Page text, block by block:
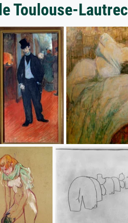
Toulouse-Lautrec